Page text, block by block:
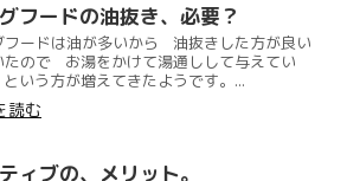
フードの油抜き、必要？
フードは油が多いから 油抜きした方が良い
たので お湯をかけて湯通しして与えてい
いう方が増えてきたようです。...
読む
ィブの、メリット。